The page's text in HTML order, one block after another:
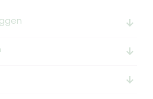
arrow_downward_alt
arrow_downward_alt
arrow_downward_alt